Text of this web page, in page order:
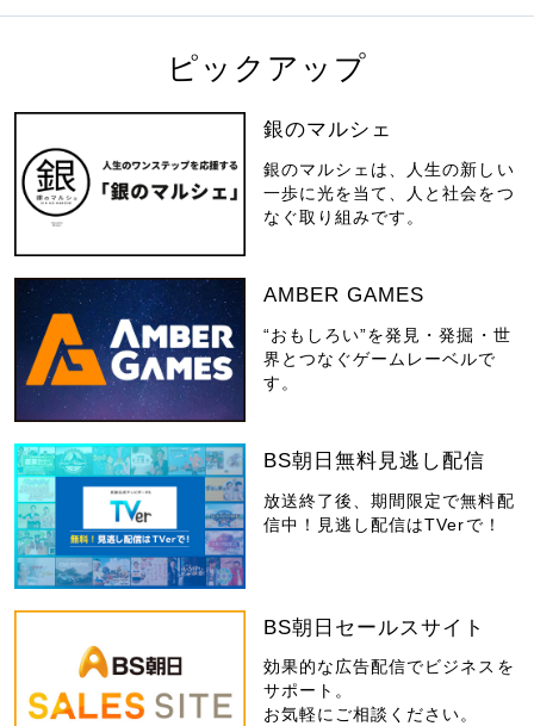
ピックアップ
銀のマルシェ
銀のマルシェは、人生の新しい
一歩に光を当て、人と社会をつ
なぐ取り組みです。
AMBER GAMES
“おもしろい”を発見・発掘・世
界とつなぐゲームレーベルで
す。
BS朝日無料見逃し配信
放送終了後、期間限定で無料配
信中！見逃し配信はTVerで！
BS朝日セールスサイト
効果的な広告配信でビジネスを
サポート。
お気軽にご相談ください。